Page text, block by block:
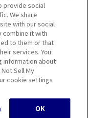
provide social
We share
with our social
combine it with
to them or that
services. You
information about
Sell My
cookie settings
OK